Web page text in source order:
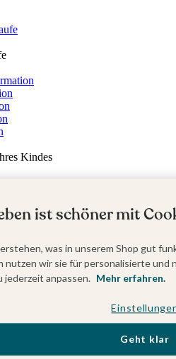
Kindes
ist schöner mit
was in unserem Shop gut
nutzen wir sie für personalisierte
jederzeit anpassen. Mehr erfahren.
Geht klar